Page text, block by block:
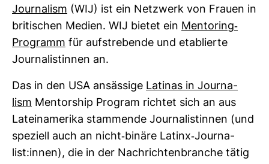
Jour­na­lism (WIJ) ist ein Netz­werk von Frauen in
bri­ti­schen Medien. WIJ bietet ein Men­to­ring-​
Pro­gramm für auf­stre­bende und eta­blierte
Jour­na­lis­tinnen an.
Das in den USA ansäs­sige Latinas in Jour­na­
lism Men­torship Pro­gram richtet sich an aus
Latein­ame­rika stam­mende Jour­na­lis­tinnen (und
spe­ziell auch an nicht-​binäre Latinx-​Jour­na­
list:innen), die in der Nach­rich­ten­branche tätig